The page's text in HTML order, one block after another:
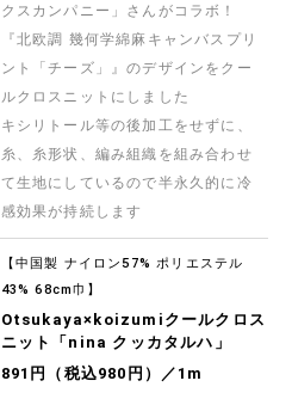
クスカンパニー」さんがコラボ！
『北欧調 幾何学綿麻キャンバスプリ
ント「チーズ」』のデザインをクー
ルクロスニットにしました
キシリトール等の後加工をせずに、
糸、糸形状、編み組織を組み合わせ
て生地にしているので半永久的に冷
感効果が持続します
【中国製 ナイロン57% ポリエステル
43% 68cm巾】
Otsukaya×koizumiクールクロス
ニット「nina クッカタルハ」
891円（税込980円）／1m